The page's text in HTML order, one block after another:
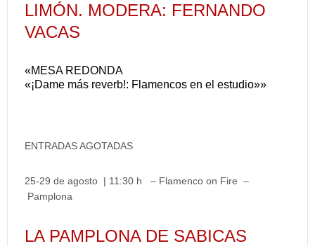
LIMÓN. MODERA: FERNANDO
VACAS
«MESA REDONDA
«¡Dame más reverb!: Flamencos en el estudio»»
ENTRADAS AGOTADAS
25-29 de agosto | 11:30 h – Flamenco on Fire –
Pamplona
LA PAMPLONA DE SABICAS